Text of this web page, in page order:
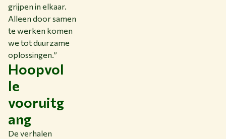
grijpen in elkaar.
Alleen door samen
te werken komen
we tot duurzame
oplossingen.”
Hoopvol
le
vooruitg
ang
De verhalen